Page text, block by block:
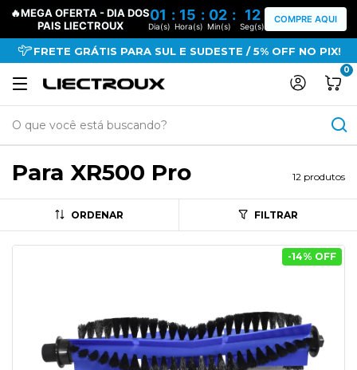
🔥MEGA OFERTA - DIA DOS
PAIS LIECTROUX
01 : 15 : 02 : 11
Dia(s) Hora(s) Min(s) Seg(s)
COMPRE AQUI
FRETE GRÁTIS PARA SUL E SUDESTE / 5% OFF NO PIX!
0
Para XR500 Pro 12 produtos
ORDENAR FILTRAR
-14% OFF